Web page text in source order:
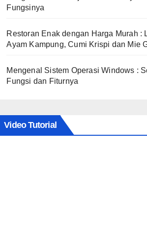
Fungsinya
Restoran Enak dengan Harga Murah :
Ayam Kampung, Cumi Krispi dan Mie
Mengenal Sistem Operasi Windows :
Fungsi dan Fiturnya
Video Tutorial